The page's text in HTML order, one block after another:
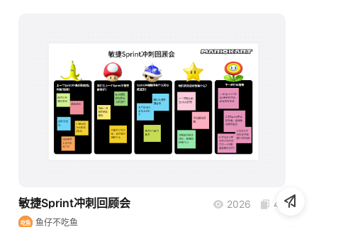
boardmix
敏捷Sprint冲刺回顾会 2026 47
吃鱼 鱼仔不吃鱼